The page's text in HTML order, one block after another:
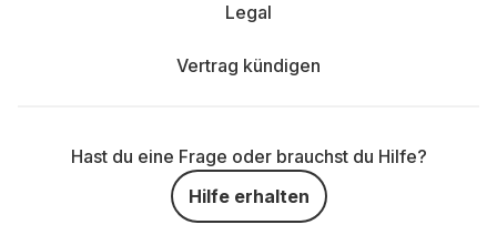
Legal
Vertrag kündigen
Hast du eine Frage oder brauchst du Hilfe?
Hilfe erhalten